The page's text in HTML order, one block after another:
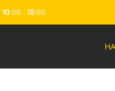
10:00 - 15:00